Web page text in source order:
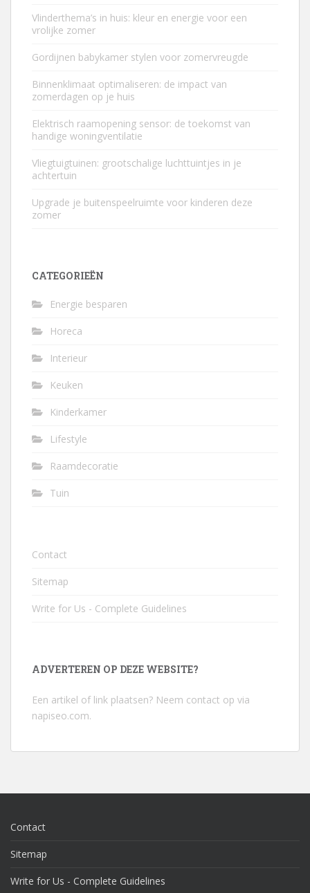
Vlinderthema’s in huis: kleur en energie voor een
vrolijke zomer
Gordijnen babykamer stylen voor zomervreugde
Binnenklimaat optimaliseren: de impact van
zomerdagen op je huis
Elektrisch raamopening sensor: de toekomst van
handige woningventilatie
Vliegtuigtuinen: grootschalige luchttuintjes in je
achtertuin
Upgrade je buitenspeelruimte voor kinderen deze
zomer
CATEGORIEËN
Energie besparen
Horeca
Interieur
Keuken
Kinderkamer
Lifestyle
Raamdecoratie
Tuin
Contact
Sitemap
Write for Us - Complete Guidelines
ADVERTEREN OP DEZE WEBSITE?
Een artikel of link plaatsen? Neem contact op via
napiseo.com.
Contact
Sitemap
Write for Us - Complete Guidelines